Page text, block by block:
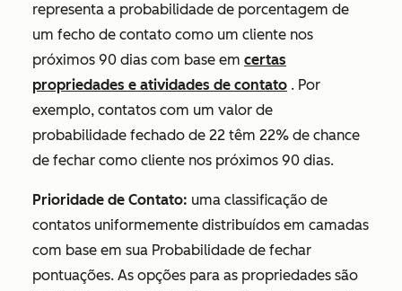
representa a probabilidade de porcentagem de
um fecho de contato como um cliente nos
próximos 90 dias com base em certas
propriedades e atividades de contato . Por
exemplo, contatos com um valor de
probabilidade fechado de 22 têm 22% de chance
de fechar como cliente nos próximos 90 dias.
Prioridade de Contato: uma classificação de
contatos uniformemente distribuídos em camadas
com base em sua Probabilidade de fechar
pontuações. As opções para as propriedades são